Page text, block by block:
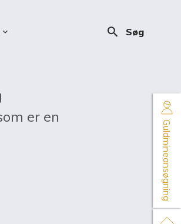
keyboard_arrow_down search Søg
er en
Guldmineansøgning